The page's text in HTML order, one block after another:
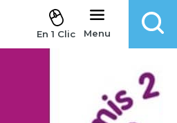
En 1 Clic Menu